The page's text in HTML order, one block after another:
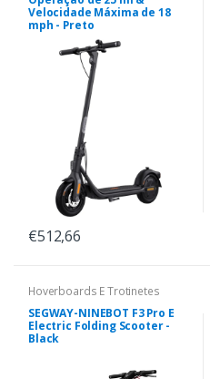
Velocidade Máxima de 18
mph - Preto
€512,66
Hoverboards E Trotinetes
SEGWAY-NINEBOT F3 Pro E
Electric Folding Scooter -
Black